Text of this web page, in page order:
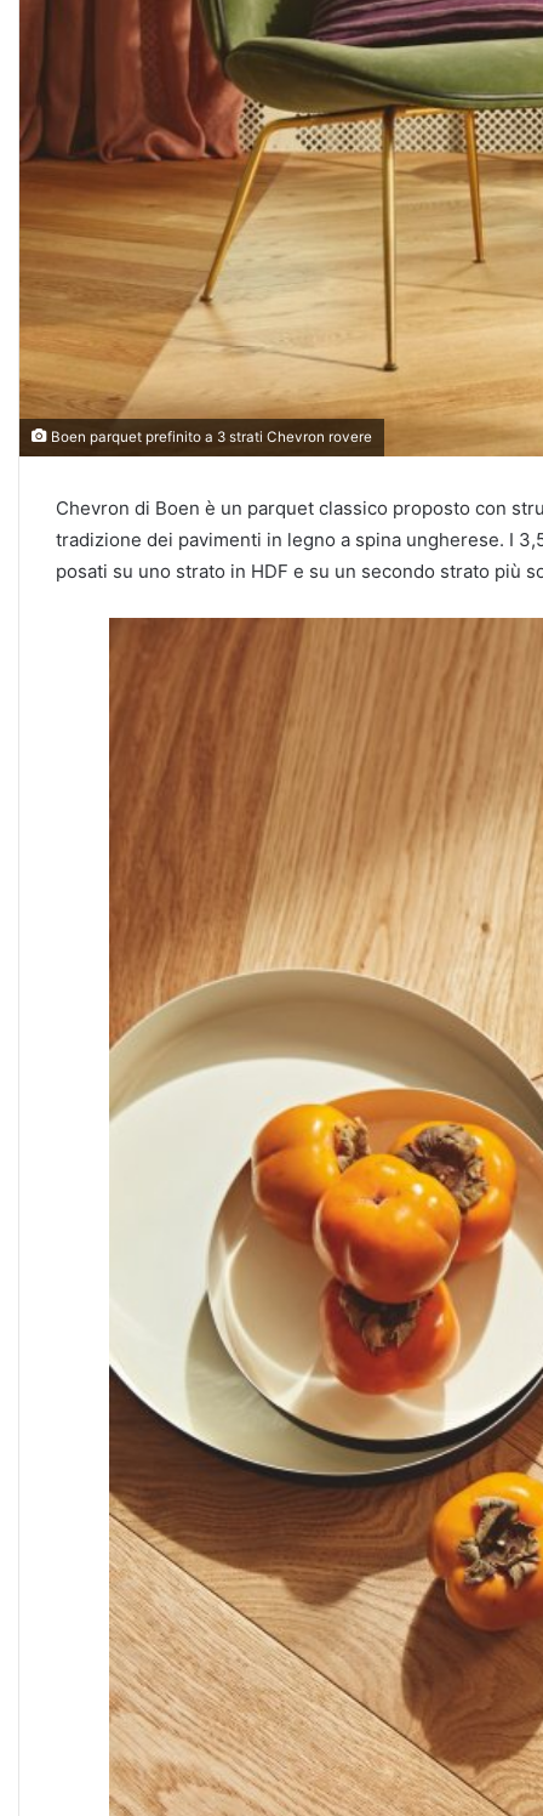
Boen parquet prefinito a 3 strati Chevron rovere
Chevron di Boen è un parquet classico proposto con
tradizione dei pavimenti in legno a spina ungherese. I
posati su uno strato in HDF e su un secondo strato più